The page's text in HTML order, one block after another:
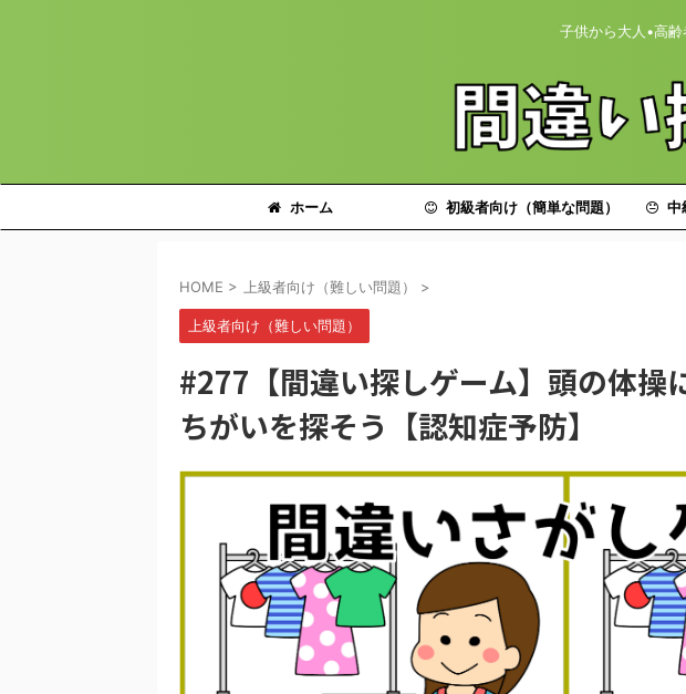
子供から大人•高
ホーム 初級者向け（簡単な問題） 中
HOME > 上級者向け（難しい問題） >
上級者向け（難しい問題）
#277【間違い探しゲーム】頭の体操
ちがいを探そう【認知症予防】